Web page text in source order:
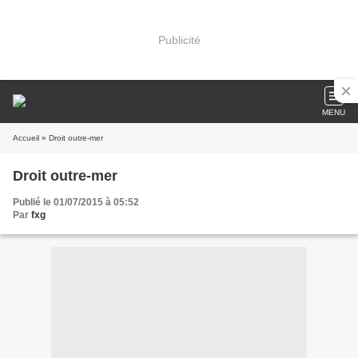
Publicité
MENU
Accueil » Droit outre-mer
Droit outre-mer
Publié le 01/07/2015 à 05:52
Par fxg